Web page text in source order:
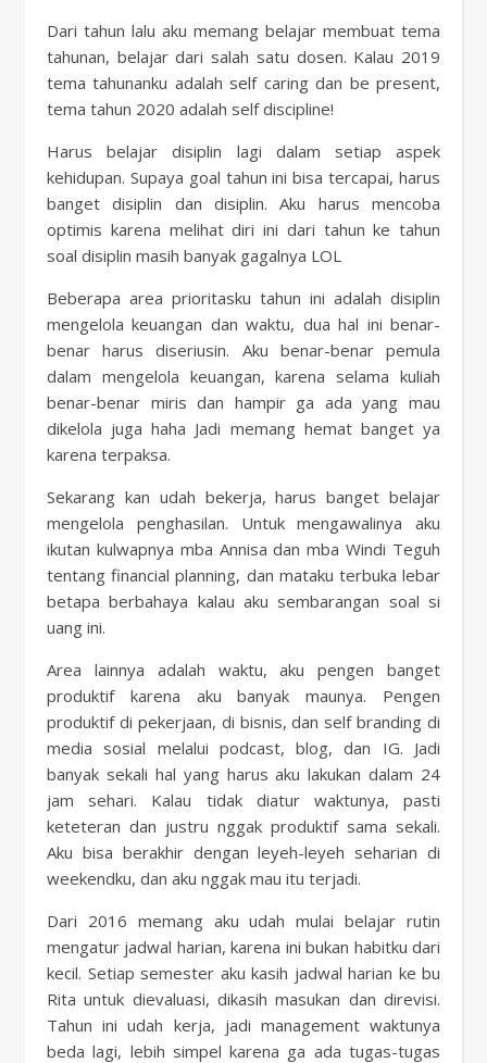
Dari tahun lalu aku memang belajar membuat tema
tahunan, belajar dari salah satu dosen. Kalau 2019
tema tahunanku adalah self caring dan be present,
tema tahun 2020 adalah self discipline!
Harus belajar disiplin lagi dalam setiap aspek
kehidupan. Supaya goal tahun ini bisa tercapai, harus
banget disiplin dan disiplin. Aku harus mencoba
optimis karena melihat diri ini dari tahun ke tahun
soal disiplin masih banyak gagalnya LOL
Beberapa area prioritasku tahun ini adalah disiplin
mengelola keuangan dan waktu, dua hal ini benar-
benar harus diseriusin. Aku benar-benar pemula
dalam mengelola keuangan, karena selama kuliah
benar-benar miris dan hampir ga ada yang mau
dikelola juga haha Jadi memang hemat banget ya
karena terpaksa.
Sekarang kan udah bekerja, harus banget belajar
mengelola penghasilan. Untuk mengawalinya aku
ikutan kulwapnya mba Annisa dan mba Windi Teguh
tentang financial planning, dan mataku terbuka lebar
betapa berbahaya kalau aku sembarangan soal si
uang ini.
Area lainnya adalah waktu, aku pengen banget
produktif karena aku banyak maunya. Pengen
produktif di pekerjaan, di bisnis, dan self branding di
media sosial melalui podcast, blog, dan IG. Jadi
banyak sekali hal yang harus aku lakukan dalam 24
jam sehari. Kalau tidak diatur waktunya, pasti
keteteran dan justru nggak produktif sama sekali.
Aku bisa berakhir dengan leyeh-leyeh seharian di
weekendku, dan aku nggak mau itu terjadi.
Dari 2016 memang aku udah mulai belajar rutin
mengatur jadwal harian, karena ini bukan habitku dari
kecil. Setiap semester aku kasih jadwal harian ke bu
Rita untuk dievaluasi, dikasih masukan dan direvisi.
Tahun ini udah kerja, jadi management waktunya
beda lagi, lebih simpel karena ga ada tugas-tugas